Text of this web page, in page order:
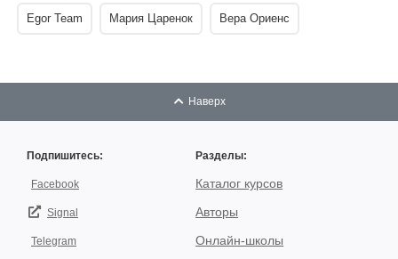
Egor Team Мария Царенок Вера Ориенс
Наверх
Подпишитесь:
Facebook
Signal
Telegram
Разделы:
Каталог курсов
Авторы
Онлайн-школы